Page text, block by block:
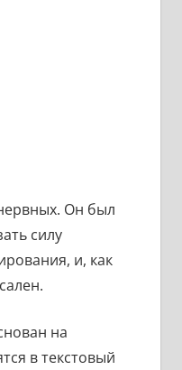
Он был
силу
и, как
на
в текстовый